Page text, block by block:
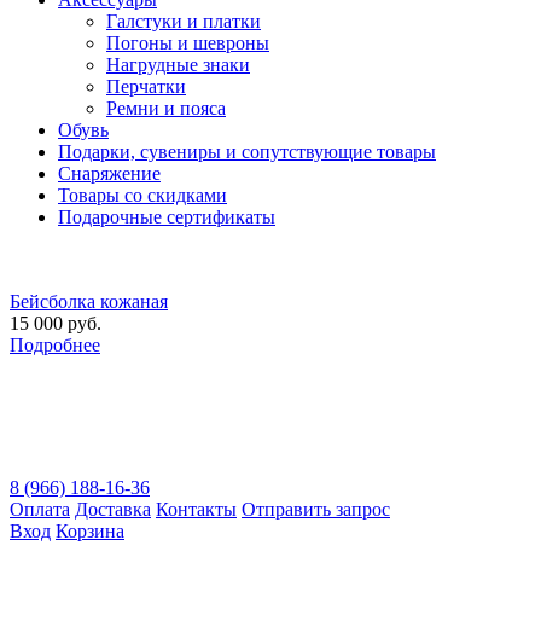
Галстуки и платки
Погоны и шевроны
Нагрудные знаки
Перчатки
Ремни и пояса
Обувь
Подарки, сувениры и сопутствующие товары
Снаряжение
Товары со скидками
Подарочные сертификаты
Бейсболка кожаная
15 000 руб.
Подробнее
8 (966) 188-16-36
Оплата Доставка Контакты Отправить запрос
Вход Корзина